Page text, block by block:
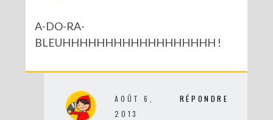
A-DO-RA-
BLEUHHHHHHHHHHHHHHHHHH !
RÉPONDRE
AOÛT 6,
2013